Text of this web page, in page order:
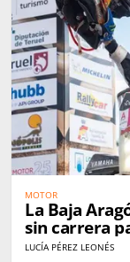
MOTOR
La Baja
sin carrera
LUCÍA PÉREZ LEONÉS